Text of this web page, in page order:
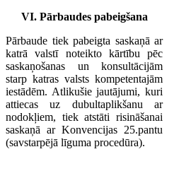
VI. Pārbaudes pabeigšana
Pārbaude tiek pabeigta saskaņā ar
katrā valstī noteikto kārtību pēc
saskaņošanas un konsultācijām
starp katras valsts kompetentajām
iestādēm. Atlikušie jautājumi, kuri
attiecas uz dubultaplikšanu ar
nodokļiem, tiek atstāti risināšanai
saskaņā ar Konvencijas 25.pantu
(savstarpējā līguma procedūra).